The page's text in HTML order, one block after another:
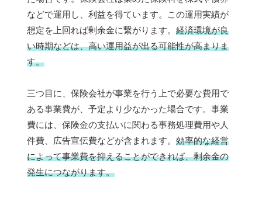
などで運用し、利益を得ています。この運用実績が
想定を上回れば剰余金に繋がります。 経済環境が良
い時期などは、高い運用益が出る可能性が高まりま
す。
三つ目に、保険会社が事業を行う上で必要な費用で
ある事業費が、予定より少なかった場合です。事業
費には、保険金の支払いに関わる事務処理費用や人
件費、広告宣伝費などが含まれます。 効率的な経営
によって事業費を抑えることができれば、剰余金の
発生につながります。